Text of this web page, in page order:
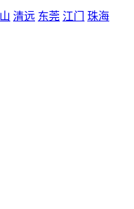
清远 东莞 江门 珠海